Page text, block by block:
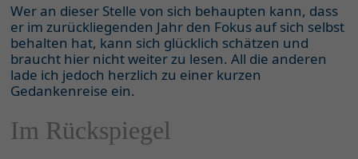
Wer an dieser Stelle von sich behaupten kann, dass
er im zurückliegenden Jahr den Fokus auf sich selbst
behalten hat, kann sich glücklich schätzen und
braucht hier nicht weiter zu lesen. All die anderen
lade ich jedoch herzlich zu einer kurzen
Gedankenreise ein.
Im Rückspiegel